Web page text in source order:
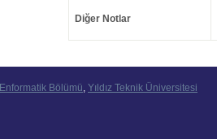
Diğer Notlar
Enformatik Bölümü, Yıldız Teknik Üniversitesi